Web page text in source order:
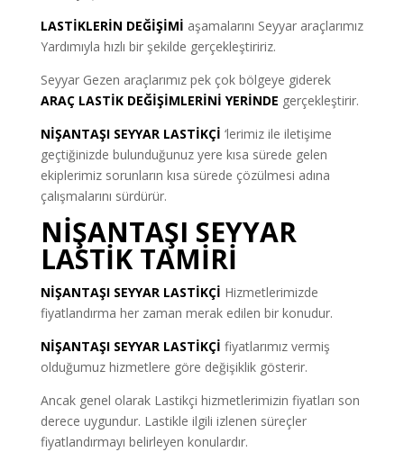
LASTİKLERİN DEĞİŞİMİ aşamalarını Seyyar araçlarımız
Yardımıyla hızlı bir şekilde gerçekleştiririz.
Seyyar Gezen araçlarımız pek çok bölgeye giderek
ARAÇ LASTİK DEĞİŞİMLERİNİ YERİNDE gerçekleştirir.
NİŞANTAŞI SEYYAR LASTİKÇİ ‘lerimiz ile iletişime
geçtiğinizde bulunduğunuz yere kısa sürede gelen
ekiplerimiz sorunların kısa sürede çözülmesi adına
çalışmalarını sürdürür.
NİŞANTAŞI SEYYAR
LASTİK TAMİRİ
NİŞANTAŞI SEYYAR LASTİKÇİ Hizmetlerimizde
fiyatlandırma her zaman merak edilen bir konudur.
NİŞANTAŞI SEYYAR LASTİKÇİ fiyatlarımız vermiş
olduğumuz hizmetlere göre değişiklik gösterir.
Ancak genel olarak Lastikçi hizmetlerimizin fiyatları son
derece uygundur. Lastikle ilgili izlenen süreçler
fiyatlandırmayı belirleyen konulardır.